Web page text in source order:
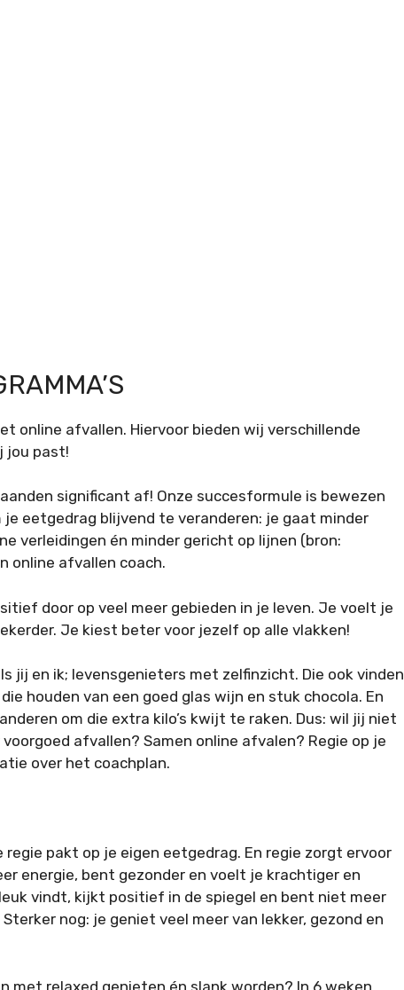
online afvallen. Hiervoor bieden wij verschillende
jou past!
significant af! Onze succesformule is bewezen
eetgedrag blijvend te veranderen: je gaat minder
verleidingen én minder gericht op lijnen (bron:
online afvallen coach.
door op veel meer gebieden in je leven. Je voelt je
Je kiest beter voor jezelf op alle vlakken!
jij en ik; levensgenieters met zelfinzicht. Die ook vinden
houden van een goed glas wijn en stuk chocola. En
om die extra kilo’s kwijt te raken. Dus: wil jij niet
afvallen? Samen online afvalen? Regie op je
over het coachplan.
pakt op je eigen eetgedrag. En regie zorgt ervoor
energie, bent gezonder en voelt je krachtiger en
vindt, kijkt positief in de spiegel en bent niet meer
nog: je geniet veel meer van lekker, gezond en
met relaxed genieten én slank worden? In 6 weken